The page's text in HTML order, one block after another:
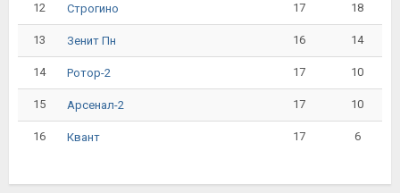
12 Строгино 17 18
13 Зенит Пн 16 14
14 Ротор-2 17 10
15 Арсенал-2 17 10
16 Квант 17 6